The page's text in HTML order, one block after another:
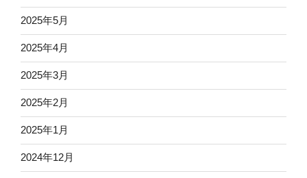
2025年5月
2025年4月
2025年3月
2025年2月
2025年1月
2024年12月